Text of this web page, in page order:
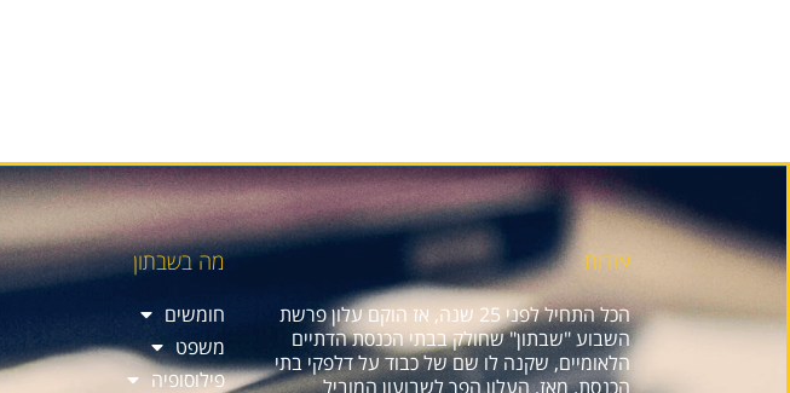
אודות
הכל התחיל לפני 25 שנה, אז הוקם עלון פרשת
השבוע "שבתון" שחולק בבתי הכנסת הדתיים
הלאומיים, שקנה לו שם של כבוד על דלפקי בתי
הכנסת. מאז, העלון הפך לשבועון המוביל
מה בשבתון
חומשים
משפט
פילוסופיה